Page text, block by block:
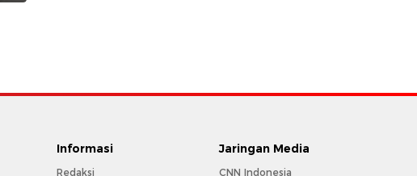
Informasi
Redaksi
Jaringan Media
CNN Indonesia